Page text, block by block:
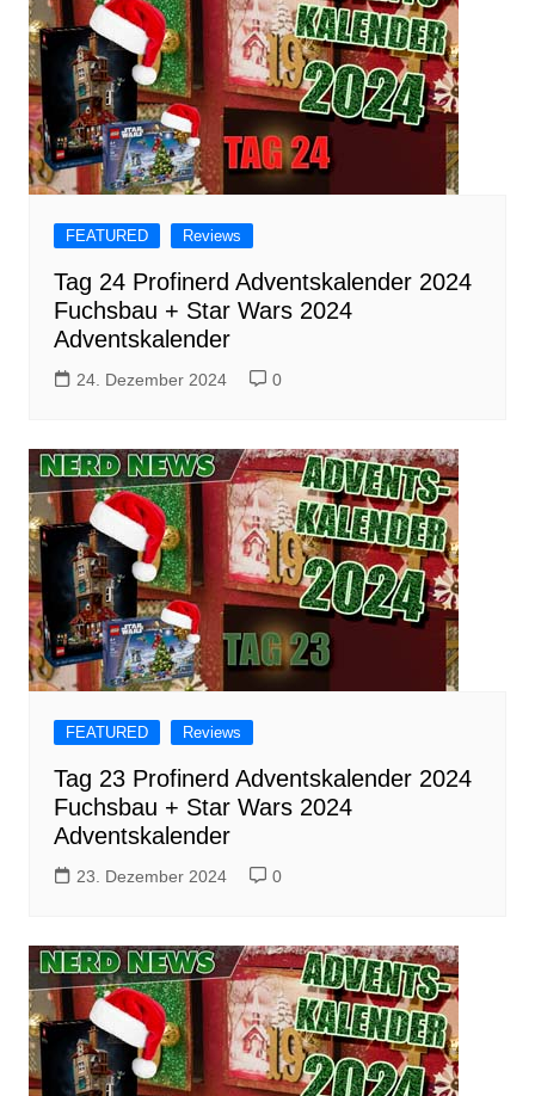
FEATURED Reviews
Tag 24 Profinerd Adventskalender 2024
Fuchsbau + Star Wars 2024
Adventskalender
24. Dezember 2024 0
FEATURED Reviews
Tag 23 Profinerd Adventskalender 2024
Fuchsbau + Star Wars 2024
Adventskalender
23. Dezember 2024 0